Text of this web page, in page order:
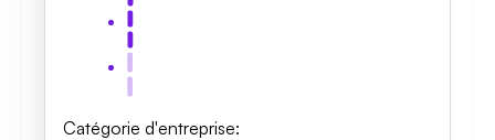
Catégorie d'entreprise: